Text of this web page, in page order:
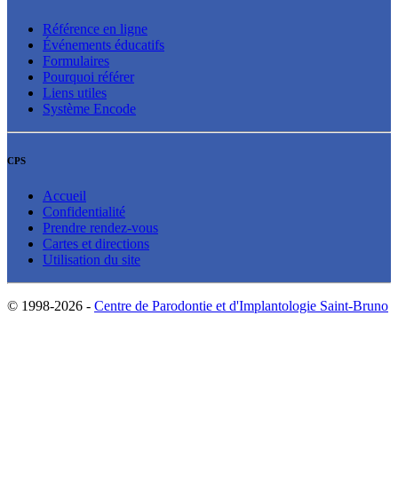
Référence en ligne
Événements éducatifs
Formulaires
Pourquoi référer
Liens utiles
Système Encode
CPS
Accueil
Confidentialité
Prendre rendez-vous
Cartes et directions
Utilisation du site
© 1998-2026 - Centre de Parodontie et d'Implantologie Saint-Bruno